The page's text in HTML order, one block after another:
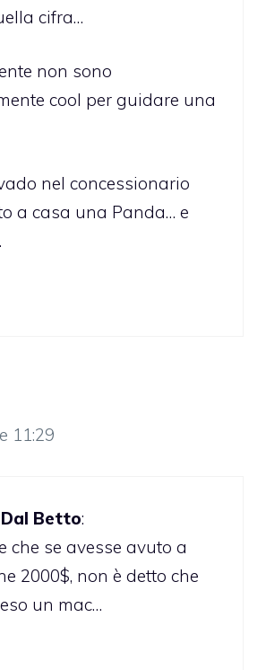
cifra…
non sono
cool per guidare una
nel concessionario
a casa una Panda… e
11:29
Betto:
che se avesse avuto a
2000$, non è detto che
un mac…